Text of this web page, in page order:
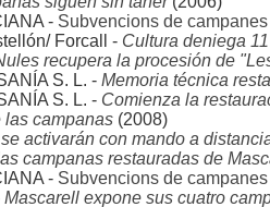
- Subvencions de
Forcall - Cultura deniega
recupera la procesión de
S. L. - Memoria técnica
S. L. - Comienza la
las campanas (2008)
activarán con mando a
campanas restauradas de
- Subvencions de
Mascarell expone sus cuatro